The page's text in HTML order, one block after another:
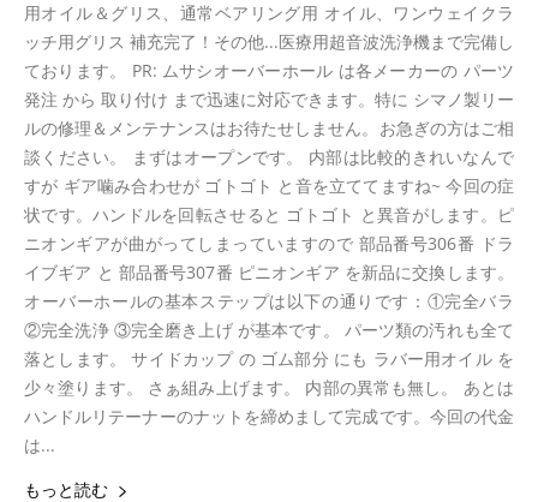
用オイル＆グリス、通常ベアリング用 オイル、ワンウェイクラ
ッチ用グリス 補充完了！その他...医療用超音波洗浄機まで完備し
ております。 PR: ムサシオーバーホール は各メーカーの パーツ
発注 から 取り付け まで迅速に対応できます。特に シマノ製リー
ルの修理＆メンテナンスはお待たせしません。お急ぎの方はご相
談ください。 まずはオープンです。 内部は比較的きれいなんで
すが ギア噛み合わせが ゴトゴト と音を立ててますね~ 今回の症
状です。ハンドルを回転させると ゴトゴト と異音がします。ピ
ニオンギアが曲がってしまっていますので 部品番号306番 ドラ
イブギア と 部品番号307番 ピニオンギア を新品に交換します。
オーバーホールの基本ステップは以下の通りです：①完全バラ
②完全洗浄 ③完全磨き上げ が基本です。 パーツ類の汚れも全て
落とします。 サイドカップ の ゴム部分 にも ラバー用オイル を
少々塗ります。 さぁ組み上げます。 内部の異常も無し。 あとは
ハンドルリテーナーのナットを締めまして完成です。今回の代金
は...
もっと読む